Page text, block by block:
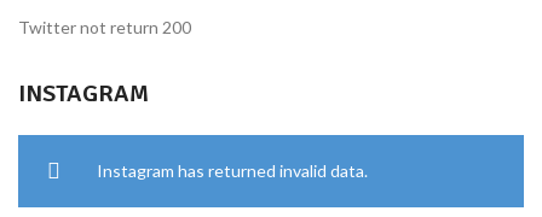
Twitter not return 200
INSTAGRAM
Instagram has returned invalid data.